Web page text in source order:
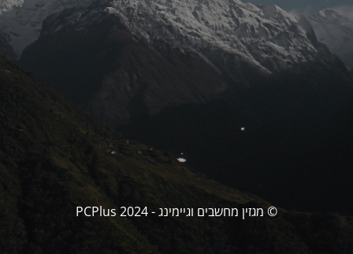
© מגזין מחשבים וגיימינג - PCPlus 2024